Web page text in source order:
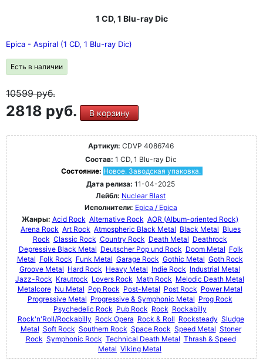
1 CD, 1 Blu-ray Dic
Epica - Aspiral (1 CD, 1 Blu-ray Dic)
Есть в наличии
10599руб.
2818 руб. В корзину
Артикул: CDVP 4086746
Состав: 1 CD, 1 Blu-ray Dic
Состояние: Новое. Заводская упаковка.
Дата релиза: 11-04-2025
Лейбл: Nuclear Blast
Исполнители: Epica / Epica
Жанры: Acid Rock Alternative Rock AOR (Album-oriented Rock)
Arena Rock Art Rock Atmospheric Black Metal Black Metal Blues
Rock Classic Rock Country Rock Death Metal Deathrock
Depressive Black Metal Deutscher Pop und Rock Doom Metal Folk
Metal Folk Rock Funk Metal Garage Rock Gothic Metal Goth Rock
Groove Metal Hard Rock Heavy Metal Indie Rock Industrial Metal
Jazz-Rock Krautrock Lovers Rock Math Rock Melodic Death Metal
Metalcore Nu Metal Pop Rock Post-Metal Post Rock Power Metal
Progressive Metal Progressive & Symphonic Metal Prog Rock
Psychedelic Rock Pub Rock Rock Rockabilly
Rock'n'Roll/Rockabilly Rock Opera Rock & Roll Rocksteady Sludge
Metal Soft Rock Southern Rock Space Rock Speed Metal Stoner
Rock Symphonic Rock Technical Death Metal Thrash & Speed
Metal Viking Metal